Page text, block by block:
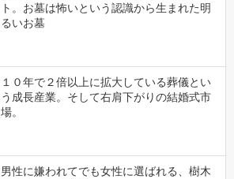
ト。お墓は怖いという認識から生まれた明
るいお墓
１０年で２倍以上に拡大している葬儀とい
う成長産業。そして右肩下がりの結婚式市
場。
男性に嫌われてでも女性に選ばれる、樹木